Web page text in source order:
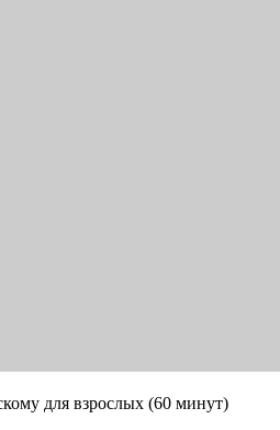
для взрослых (60 минут)